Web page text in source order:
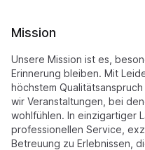
Mission
Unsere Mission ist es,
Erinnerung bleiben. Mit
höchstem
wir Veranstaltungen, bei
wohlfühlen. In einzigartiger
professionellen Service,
Betreuung zu Erlebnissen,